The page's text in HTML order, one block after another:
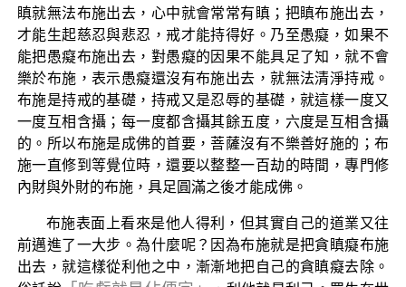
瞋就無法布施出去，心中就會常常有瞋；把瞋布施出去，
才能生起慈忍與悲忍，戒才能持得好。乃至愚癡，如果不
能把愚癡布施出去，對愚癡的因果不能具足了知，就不會
樂於布施，表示愚癡還沒有布施出去，就無法清淨持戒。
布施是持戒的基礎，持戒又是忍辱的基礎，就這樣一度又
一度互相含攝；每一度都含攝其餘五度，六度是互相含攝
的。所以布施是成佛的首要，菩薩沒有不樂善好施的；布
施一直修到等覺位時，還要以整整一百劫的時間，專門修
內財與外財的布施，具足圓滿之後才能成佛。
布施表面上看來是他人得利，但其實自己的道業又往
前邁進了一大步。為什麼呢？因為布施就是把貪瞋癡布施
出去，就這樣從利他之中，漸漸地把自己的貪瞋癡去除。